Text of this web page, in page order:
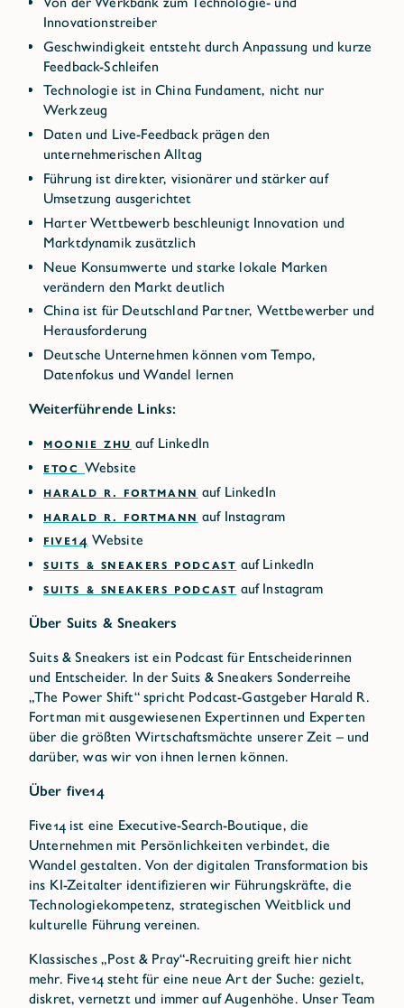
Innovationstreiber
Geschwindigkeit entsteht durch Anpassung und kurze
Feedback-Schleifen
Technologie ist in China Fundament, nicht nur
Werkzeug
Daten und Live-Feedback prägen den
unternehmerischen Alltag
Führung ist direkter, visionärer und stärker auf
Umsetzung ausgerichtet
Harter Wettbewerb beschleunigt Innovation und
Marktdynamik zusätzlich
Neue Konsumwerte und starke lokale Marken
verändern den Markt deutlich
China ist für Deutschland Partner, Wettbewerber und
Herausforderung
Deutsche Unternehmen können vom Tempo,
Datenfokus und Wandel lernen
Weiterführende Links:
MOONIE ZHU auf LinkedIn
ETOC Website
HARALD R. FORTMANN auf LinkedIn
HARALD R. FORTMANN auf Instagram
FIVE14 Website
SUITS & SNEAKERS PODCAST auf LinkedIn
SUITS & SNEAKERS PODCAST auf Instagram
Über Suits & Sneakers
Suits & Sneakers ist ein Podcast für Entscheiderinnen
und Entscheider. In der Suits & Sneakers Sonderreihe
„The Power Shift“ spricht Podcast-Gastgeber Harald R.
Fortman mit ausgewiesenen Expertinnen und Experten
über die größten Wirtschaftsmächte unserer Zeit – und
darüber, was wir von ihnen lernen können.
Über five14
Five14 ist eine Executive-Search-Boutique, die
Unternehmen mit Persönlichkeiten verbindet, die
Wandel gestalten. Von der digitalen Transformation bis
ins KI-Zeitalter identifizieren wir Führungskräfte, die
Technologiekompetenz, strategischen Weitblick und
kulturelle Führung vereinen.
Klassisches „Post & Pray“-Recruiting greift hier nicht
mehr. Five14 steht für eine neue Art der Suche: gezielt,
diskret, vernetzt und immer auf Augenhöhe. Unser Team